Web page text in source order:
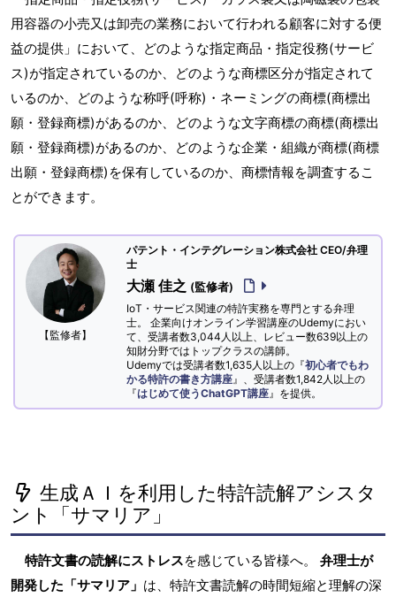
用容器の小売又は卸売の業務において行われる顧客に対する便
益の提供」において、どのような指定商品・指定役務(サービ
ス)が指定されているのか、どのような商標区分が指定されて
いるのか、どのような称呼(呼称)・ネーミングの商標(商標出
願・登録商標)があるのか、どのような文字商標の商標(商標出
願・登録商標)があるのか、どのような企業・組織が商標(商標
出願・登録商標)を保有しているのか、商標情報を調査するこ
とができます。
【監修者】
パテント・インテグレーション株式会社 CEO/弁理
士
大瀬 佳之 (監修者)
IoT・サービス関連の特許実務を専門とする弁理
士。 企業向けオンライン学習講座のUdemyにおい
て、受講者数3,044人以上、レビュー数639以上の
知財分野ではトップクラスの講師。
Udemyでは受講者数1,635人以上の『初心者でもわ
かる特許の書き方講座 』、受講者数1,842人以上の
『はじめて使うChatGPT講座 』を提供。
生成ＡＩを利用した特許読解アシスタ
ント「サマリア」
特許文書の読解にストレスを感じている皆様へ。 弁理士が
開発した「サマリア」 は、特許文書読解の時間短縮と理解の深